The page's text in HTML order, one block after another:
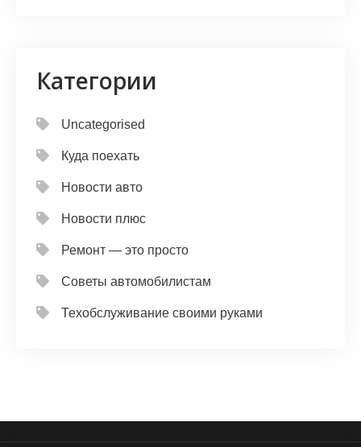
Категории
Uncategorised
Куда поехать
Новости авто
Новости плюс
Ремонт — это просто
Советы автомобилистам
Техобслуживание своими руками